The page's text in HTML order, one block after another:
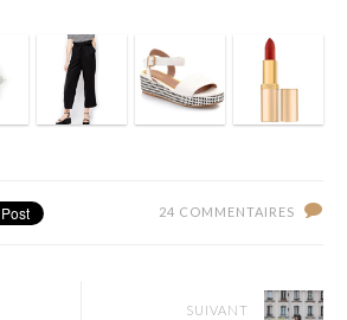
24 COMMENTAIRES
SUIVANT